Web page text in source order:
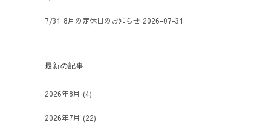
7/31 8月の定休日のお知らせ 2026-07-31
最新の記事
2026年8月 (4)
2026年7月 (22)